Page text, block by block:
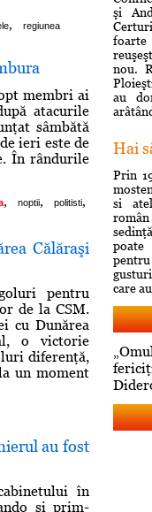
, regiunea
membri ai
atacurile
sâmbătă
ieri este de
În rândurile
, noptii, politisti,
Călăraşi
pentru
de la CSM.
cu Dunărea
o victorie
diferenţă,
un moment
au fost
în
şi prim-
şi
nou.
au
Hai
Prin
si
care